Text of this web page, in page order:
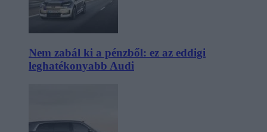
Nem zabál ki a pénzből: ez az eddigi
leghatékonyabb Audi